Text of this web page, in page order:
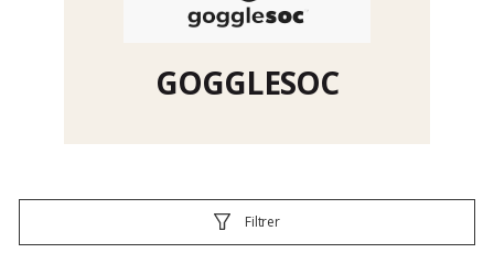
GOGGLESOC
Filtrer